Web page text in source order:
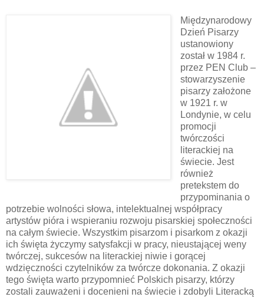
Międzynarodowy
Dzień Pisarzy
ustanowiony
został w 1984 r.
przez PEN Club –
stowarzyszenie
pisarzy założone
w 1921 r. w
Londynie, w celu
promocji
twórczości
literackiej na
świecie. Jest
również
pretekstem do
przypominania o
potrzebie wolności słowa, intelektualnej współpracy
artystów pióra i wspieraniu rozwoju pisarskiej społeczności
na całym świecie. Wszystkim pisarzom i pisarkom z okazji
ich święta życzymy satysfakcji w pracy, nieustającej weny
twórczej, sukcesów na literackiej niwie i gorącej
wdzięczności czytelników za twórcze dokonania. Z okazji
tego święta warto przypomnieć Polskich pisarzy, którzy
zostali zauważeni i docenieni na świecie i zdobyli Literacką